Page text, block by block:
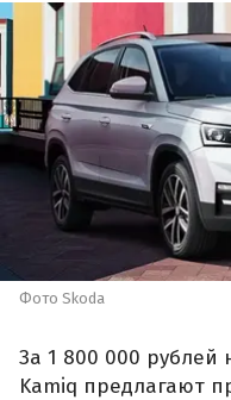
Фото Skoda
За 1 800 000 рублей
Kamiq предлагают